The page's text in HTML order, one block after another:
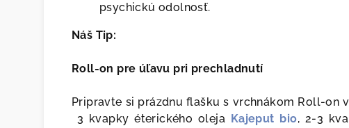
psychickú odolnosť.
Náš Tip:
Roll-on pre úľavu pri prechladnutí
Pripravte si prázdnu flašku s vrchnákom Roll-on
3 kvapky éterického oleja Kajeput bio, 2-3